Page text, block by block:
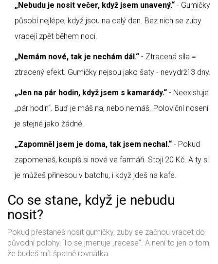
„Nebudu je nosit večer, když jsem unavený.“ - Gumičky
působí nejlépe, když jsou na celý den. Bez nich se zuby
vracejí zpět během noci.
„Nemám nové, tak je nechám dál.“ - Ztracená síla =
ztracený efekt. Gumičky nejsou jako šaty - nevydrží 3 dny.
„Jen na pár hodin, když jsem s kamarády.“ - Neexistuje
„pár hodin“. Buď je máš na, nebo nemáš. Poloviční nosení
je stejné jako žádné.
„Zapomněl jsem je doma, tak jsem nechal.“ - Pokud
zapomeneš, koupíš si nové ve farmáři. Stojí 20 Kč. A ty si
je můžeš přinesou v batohu, i když jdeš na kafe.
Co se stane, když je nebudu
nosit?
Pokud přestaneš nosit gumičky, zuby se začnou vracet do
původní polohy. To se jmenuje „recese“. A není to jen o tom,
že budeš mít špatně rovnátka.